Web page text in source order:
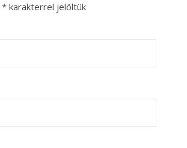
* karakterrel jelöltük